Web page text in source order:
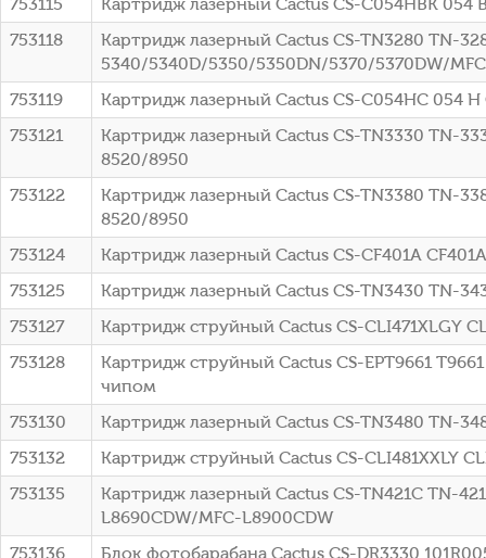
753118
Картридж лазерный Cactus CS-TN3280 TN-
5340/5340D/5350/5350DN/5370/5370DW/
753119
Картридж лазерный Cactus CS-C054HC 054
753121
Картридж лазерный Cactus CS-TN3330 TN-
8520/8950
753122
Картридж лазерный Cactus CS-TN3380 TN-
8520/8950
753124
Картридж лазерный Cactus CS-CF401A
753125
Картридж лазерный Cactus CS-TN3430 TN-
753127
Картридж струйный Cactus CS-CLI471XLGY
753128
Картридж струйный Cactus CS-EPT9661
чипом
753130
Картридж лазерный Cactus CS-TN3480 TN-
753132
Картридж струйный Cactus CS-CLI481XXLY
753135
Картридж лазерный Cactus CS-TN421C TN-
L8690CDW/MFC-L8900CDW
753136
Блок фотобарабана Cactus CS-DR3330